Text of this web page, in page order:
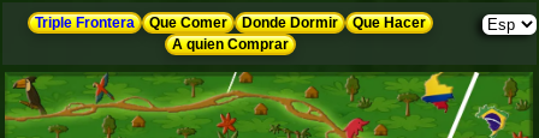
Triple Frontera Que Comer Donde Dormir
Que Hacer
A quien Comprar